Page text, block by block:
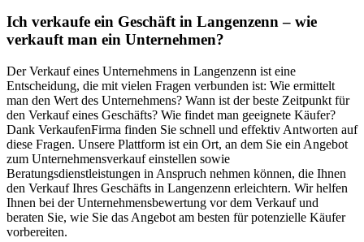
Ich verkaufe ein Geschäft in Langenzenn – wie
verkauft man ein Unternehmen?
Der Verkauf eines Unternehmens in Langenzenn ist eine
Entscheidung, die mit vielen Fragen verbunden ist: Wie ermittelt
man den Wert des Unternehmens? Wann ist der beste Zeitpunkt für
den Verkauf eines Geschäfts? Wie findet man geeignete Käufer?
Dank VerkaufenFirma finden Sie schnell und effektiv Antworten auf
diese Fragen. Unsere Plattform ist ein Ort, an dem Sie ein Angebot
zum Unternehmensverkauf einstellen sowie
Beratungsdienstleistungen in Anspruch nehmen können, die Ihnen
den Verkauf Ihres Geschäfts in Langenzenn erleichtern. Wir helfen
Ihnen bei der Unternehmensbewertung vor dem Verkauf und
beraten Sie, wie Sie das Angebot am besten für potenzielle Käufer
vorbereiten.